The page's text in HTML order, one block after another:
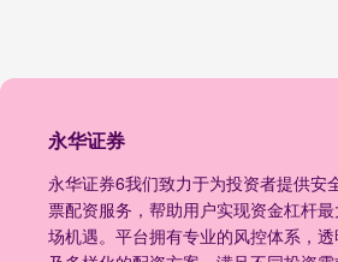
永华证券
永华证券6我们致力于为投资者提供安
票配资服务，帮助用户实现资金杠杆
场机遇。平台拥有专业的风控体系，